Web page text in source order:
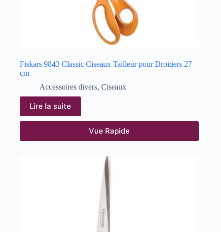
Fiskars 9843 Classic Ciseaux Tailleur pour Droitiers 27
cm
Accessoires divers, Ciseaux
Lire la suite
Vue Rapide